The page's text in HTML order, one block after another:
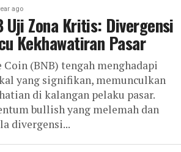
ago
Uji Zona Kritis: Divergensi
Kekhawatiran Pasar
Coin (BNB) tengah menghadapi
yang signifikan, memunculkan
di kalangan pelaku pasar.
bullish yang melemah dan
divergensi...